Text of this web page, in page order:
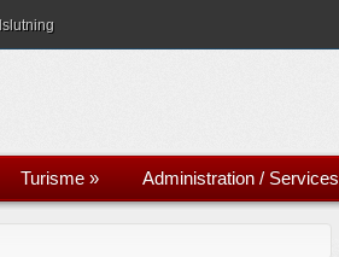
Turisme » Administration / Services